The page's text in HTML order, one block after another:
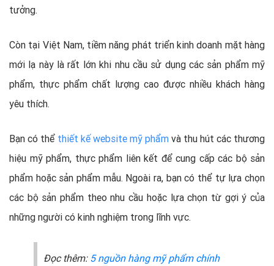
tưởng.
Còn tại Việt Nam, tiềm năng phát triển kinh doanh mặt hàng
mới lạ này là rất lớn khi nhu cầu sử dụng các sản phẩm mỹ
phẩm, thực phẩm chất lượng cao được nhiều khách hàng
yêu thích.
Bạn có thể thiết kế website mỹ phẩm và thu hút các thương
hiệu mỹ phẩm, thực phẩm liên kết để cung cấp các bộ sản
phẩm hoặc sản phẩm mẫu. Ngoài ra, bạn có thể tự lựa chọn
các bộ sản phẩm theo nhu cầu hoặc lựa chọn từ gợi ý của
những người có kinh nghiệm trong lĩnh vực.
Đọc thêm: 5 nguồn hàng mỹ phẩm chính